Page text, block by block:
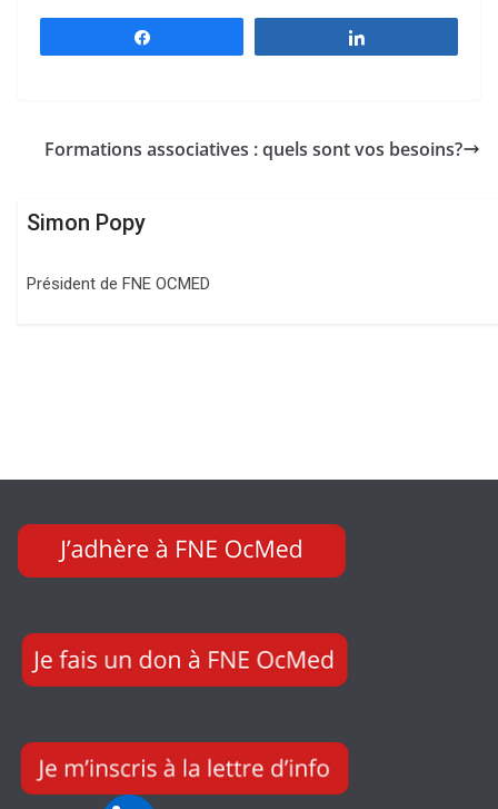
Formations associatives : quels sont vos besoins?
Simon Popy
Président de FNE OCMED